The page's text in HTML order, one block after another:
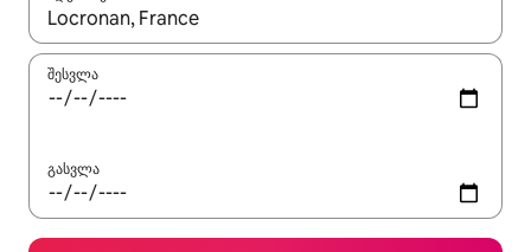
როცა შედეგები ხელმისაწვდომი გახდება, ნავიგაციისთვის
შესვლა
გასვლა